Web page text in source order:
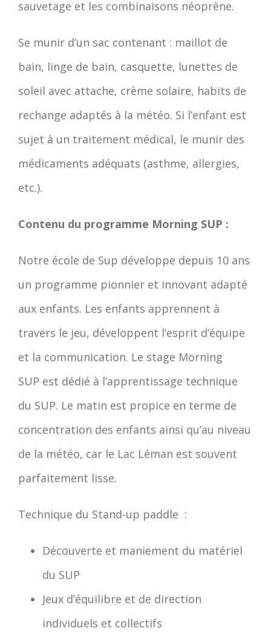
sauvetage et les combinaisons néoprène.
Se munir d’un sac contenant : maillot de
bain, linge de bain, casquette, lunettes de
soleil avec attache, crème solaire, habits de
rechange adaptés à la météo. Si l’enfant est
sujet à un traitement médical, le munir des
médicaments adéquats (asthme, allergies,
etc.).
Contenu du programme Morning SUP :
Notre école de Sup développe depuis 10 ans
un programme pionnier et innovant adapté
aux enfants. Les enfants apprennent à
travers le jeu, développent l’esprit d’équipe
et la communication. Le stage Morning
SUP est dédié à l’apprentissage technique
du SUP. Le matin est propice en terme de
concentration des enfants ainsi qu’au niveau
de la météo, car le Lac Léman est souvent
parfaitement lisse.
Technique du Stand-up paddle :
Découverte et maniement du matériel
du SUP
Jeux d’équilibre et de direction
individuels et collectifs